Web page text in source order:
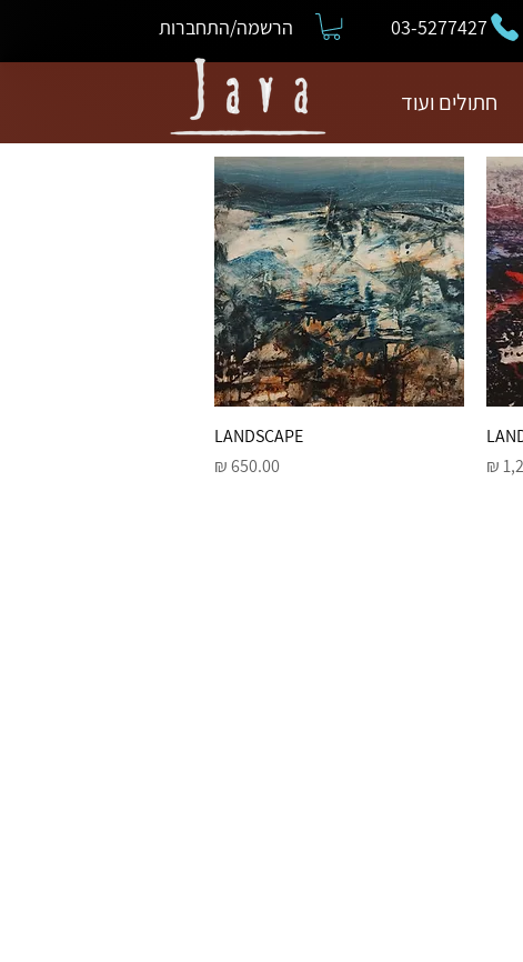
03-5277427 הרשמה/התחברות
חתולים ועוד
תצוגה מהירהLANDSCAPE
מחיר